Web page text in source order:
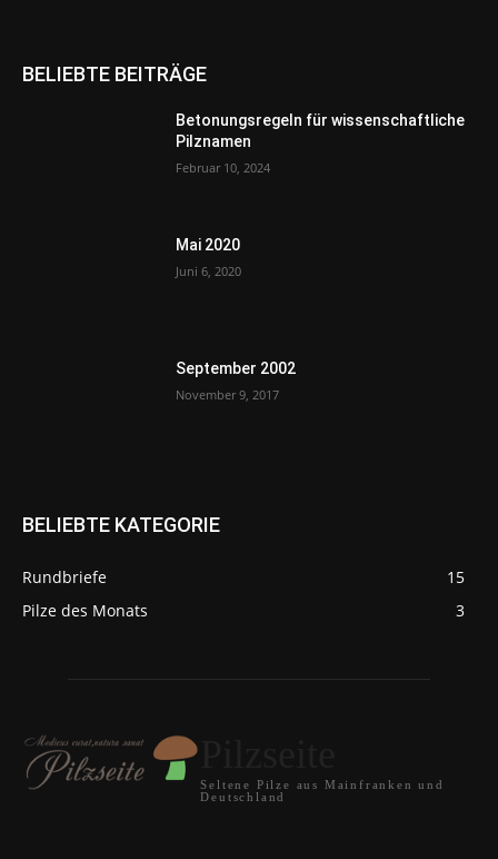
BELIEBTE BEITRÄGE
Betonungsregeln für wissenschaftliche
Pilznamen
Februar 10, 2024
Mai 2020
Juni 6, 2020
September 2002
November 9, 2017
BELIEBTE KATEGORIE
Rundbriefe
15
Pilze des Monats
3
Seltene Pilze aus Mainfranken und
Deutschland